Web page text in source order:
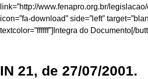
link=”http://www.fenapro.org.br/
icon=”fa-download” side=”left”
textcolor=”ffffff”]Integra do Documento[/
IN 21, de 27/07/2001.